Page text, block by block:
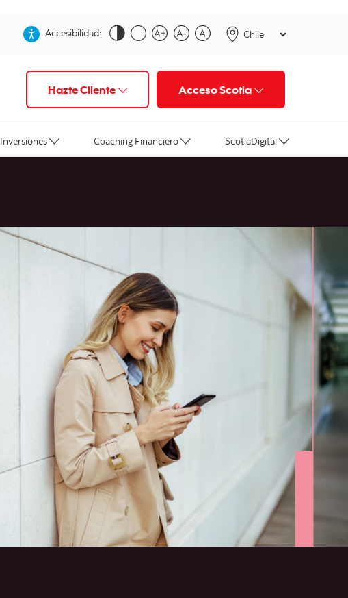
Accesibilidad:
Hazte Cliente Acceso Scotia
Inversiones Coaching Financiero ScotiaDigital